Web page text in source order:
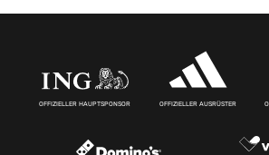
OFFIZIELLER HAUPTSPONSOR OFFIZIELLER AUSRÜSTER